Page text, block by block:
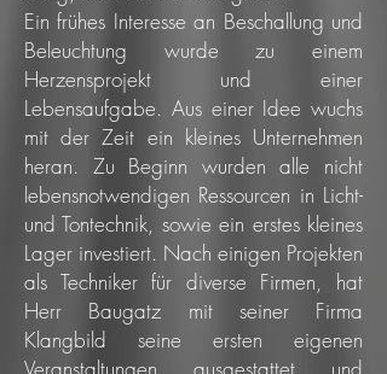
Ein frühes Interesse an Beschallung und
Beleuchtung wurde zu einem
Herzensprojekt und einer
Lebensaufgabe. Aus einer Idee wuchs
mit der Zeit ein kleines Unternehmen
heran. Zu Beginn wurden alle nicht
lebensnotwendigen Ressourcen in Licht-
und Tontechnik, sowie ein erstes kleines
Lager investiert. Nach einigen Projekten
als Techniker für diverse Firmen, hat
Herr Baugatz mit seiner Firma
Klangbild seine ersten eigenen